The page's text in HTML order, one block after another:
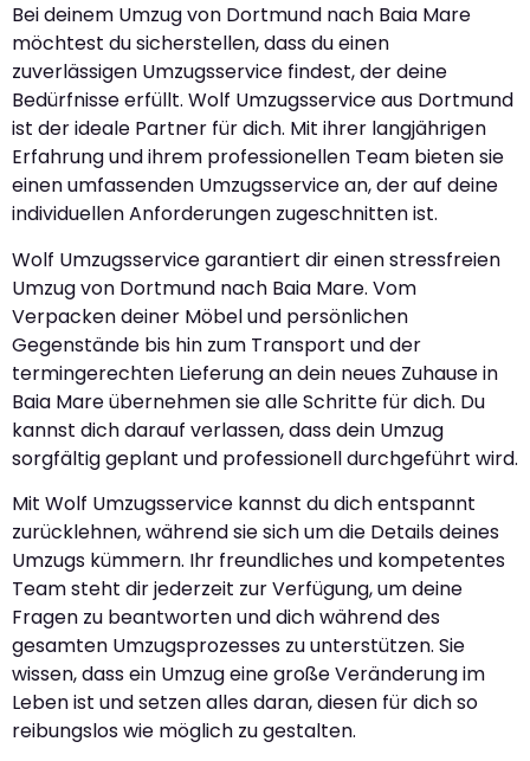
Bei deinem Umzug von Dortmund nach Baia Mare
möchtest du sicherstellen, dass du einen
zuverlässigen Umzugsservice findest, der deine
Bedürfnisse erfüllt. Wolf Umzugsservice aus Dortmund
ist der ideale Partner für dich. Mit ihrer langjährigen
Erfahrung und ihrem professionellen Team bieten sie
einen umfassenden Umzugsservice an, der auf deine
individuellen Anforderungen zugeschnitten ist.
Wolf Umzugsservice garantiert dir einen stressfreien
Umzug von Dortmund nach Baia Mare. Vom
Verpacken deiner Möbel und persönlichen
Gegenstände bis hin zum Transport und der
termingerechten Lieferung an dein neues Zuhause in
Baia Mare übernehmen sie alle Schritte für dich. Du
kannst dich darauf verlassen, dass dein Umzug
sorgfältig geplant und professionell durchgeführt wird.
Mit Wolf Umzugsservice kannst du dich entspannt
zurücklehnen, während sie sich um die Details deines
Umzugs kümmern. Ihr freundliches und kompetentes
Team steht dir jederzeit zur Verfügung, um deine
Fragen zu beantworten und dich während des
gesamten Umzugsprozesses zu unterstützen. Sie
wissen, dass ein Umzug eine große Veränderung im
Leben ist und setzen alles daran, diesen für dich so
reibungslos wie möglich zu gestalten.